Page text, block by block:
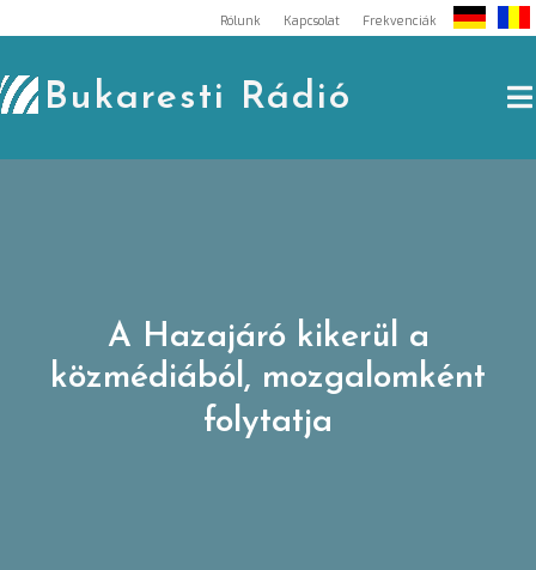
to
content
Rólunk Kapcsolat Frekvenciák
Bukaresti Rádió
A Hazajáró kikerül a
közmédiából, mozgalomként
folytatja